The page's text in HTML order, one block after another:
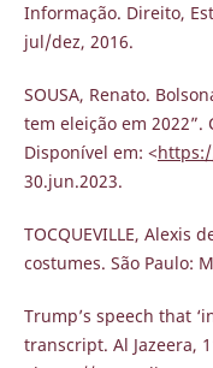
Informação. Direito,
jul/dez, 2016.
SOUSA, Renato.
tem eleição em 2022”.
Disponível em: <
30.jun.2023.
TOCQUEVILLE, Alexis
costumes. São Paulo:
Trump’s speech that
transcript. Al Jazeera,